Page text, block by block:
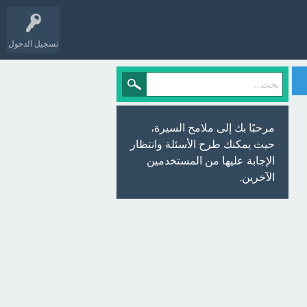
تسجيل الدخول
مرحبًا بك إلى ملامح السيرة،
حيث يمكنك طرح الأسئلة وانتظار
الإجابة عليها من المستخدمين
الآخرين.